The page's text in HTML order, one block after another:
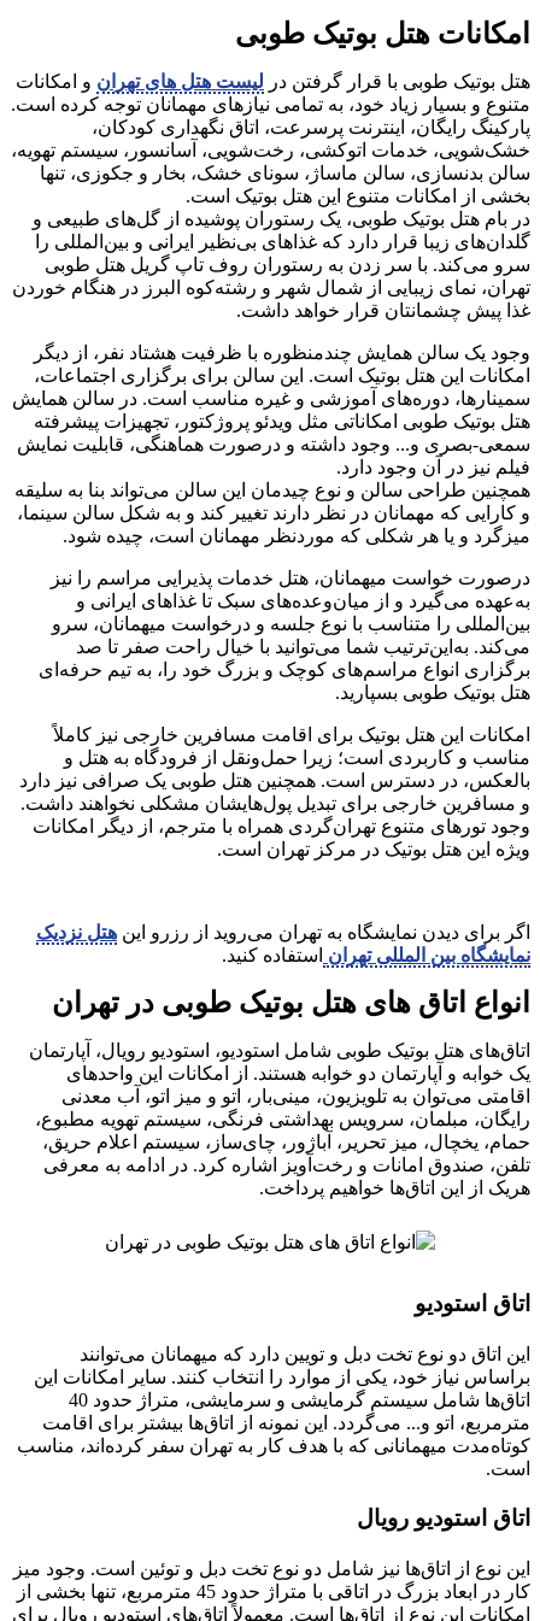
امکانات هتل بوتیک طوبی
هتل بوتیک طوبی با قرار گرفتن در لیست هتل های تهران و امکانات
متنوع و بسیار زیاد خود، به تمامی نیازهای مهمانان توجه کرده است.
پارکینگ رایگان، اینترنت پرسرعت، اتاق نگهداری کودکان،
خشک‌شویی، خدمات اتوکشی، رخت‌شویی، آسانسور، سیستم تهویه،
سالن بدنسازی، سالن ماساژ، سونای خشک، بخار و جکوزی، تنها
بخشی از امکانات متنوع این هتل بوتیک است.
در بام هتل بوتیک طوبی، یک رستوران پوشیده از گل‌های طبیعی و
گلدان‌های زیبا قرار دارد که غذاهای بی‌نظیر ایرانی و بین‌المللی را
سرو می‌کند. با سر زدن به رستوران روف تاپ گریل هتل طوبی
تهران، نمای زیبایی از شمال شهر و رشته‌کوه البرز در هنگام خوردن
غذا پیش چشمانتان قرار خواهد داشت.
وجود یک سالن همایش چندمنظوره با ظرفیت هشتاد نفر، از دیگر
امکانات این هتل بوتیک است. این سالن برای برگزاری اجتماعات،
سمینارها، دوره‌های آموزشی و غیره مناسب است. در سالن همایش
هتل بوتیک طوبی امکاناتی مثل ویدئو پروژکتور، تجهیزات پیشرفته
سمعی-بصری و... وجود داشته و درصورت هماهنگی، قابلیت نمایش
فیلم نیز در آن وجود دارد.
همچنین طراحی سالن و نوع چیدمان این سالن می‌تواند بنا به سلیقه
و کارایی که مهمانان در نظر دارند تغییر کند و به شکل سالن سینما،
میزگرد و یا هر شکلی که موردنظر مهمانان است، چیده شود.
درصورت خواست میهمانان، هتل خدمات پذیرایی مراسم را نیز
به‌عهده می‌گیرد و از میان‌وعده‌های سبک تا غذاهای ایرانی و
بین‌المللی را متناسب با نوع جلسه و درخواست میهمانان، سرو
می‌کند. به‌این‌ترتیب شما می‌توانید با خیال راحت صفر تا صد
برگزاری انواع مراسم‌های کوچک و بزرگ خود را، به تیم حرفه‌ای
هتل بوتیک طوبی بسپارید.
امکانات این هتل بوتیک برای اقامت مسافرین خارجی نیز کاملاً
مناسب و کاربردی است؛ زیرا حمل‌ونقل از فرودگاه به هتل و
بالعکس، در دسترس است. همچنین هتل طوبی یک صرافی نیز دارد
و مسافرین خارجی برای تبدیل پول‌هایشان مشکلی نخواهند داشت.
وجود تورهای متنوع تهران‌گردی همراه با مترجم، از دیگر امکانات
ویژه این هتل بوتیک در مرکز تهران است.
اگر برای دیدن نمایشگاه به تهران می‌روید از رزرو این هتل نزدیک
نمایشگاه بین المللی تهران استفاده کنید.
انواع اتاق های هتل بوتیک طوبی در تهران
اتاق‌های هتل بوتیک طوبی شامل استودیو، استودیو رویال، آپارتمان
یک خوابه و آپارتمان دو خوابه هستند. از امکانات این واحدهای
اقامتی می‌توان به تلویزیون، مینی‌بار، اتو و میز اتو، آب معدنی
رایگان، مبلمان، سرویس بهداشتی فرنگی، سیستم تهویه مطبوع،
حمام، یخچال، میز تحریر، آباژور، چای‌ساز، سیستم اعلام حریق،
تلفن، صندوق امانات و رخت‌آویز اشاره کرد. در ادامه به معرفی
هریک از این اتاق‌ها خواهیم پرداخت.
اتاق استودیو
این اتاق دو نوع تخت دبل و تویین دارد که میهمانان می‌توانند
براساس نیاز خود، یکی از موارد را انتخاب کنند. سایر امکانات این
اتاق‌ها شامل سیستم گرمایشی و سرمایشی، متراژ حدود 40
مترمربع، اتو و... می‌گردد. این نمونه از اتاق‌ها بیشتر برای اقامت
کوتاه‌مدت میهمانانی که با هدف کار به تهران سفر کرده‌‌اند، مناسب
است.
اتاق استودیو رویال
این نوع از اتاق‌ها نیز شامل دو نوع تخت دبل و توئین است. وجود میز
کار در ابعاد بزرگ در اتاقی با متراژ حدود 45 مترمربع، تنها بخشی از
امکانات این نوع از اتاق‌ها است. معمولاً اتاق‌های استودیو رویال برای